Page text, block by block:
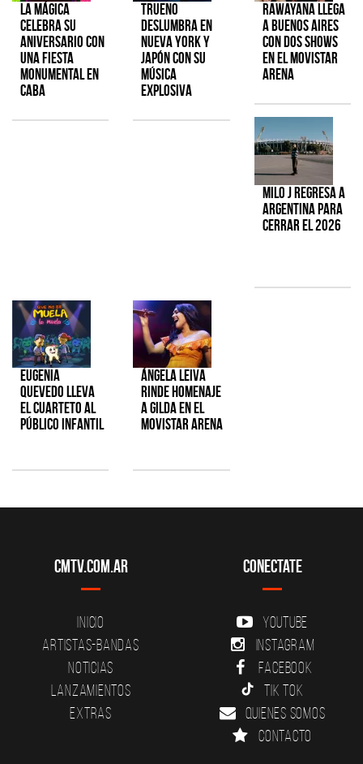
La Mágica
celebra su
aniversario con
una fiesta
monumental en
CABA
TRUENO
deslumbra en
Nueva York y
Japón con su
música
explosiva
Rawayana llega
a Buenos Aires
con dos shows
en el Movistar
Arena
Milo J regresa a
Argentina para
cerrar el 2026
Eugenia
Quevedo lleva
el cuarteto al
público infantil
Ángela Leiva
rinde homenaje
a Gilda en el
Movistar Arena
CMTV.com.ar
Inicio
Artistas-Bandas
Noticias
Lanzamientos
Extras
Conectate
YouTube
Instagram
Facebook
Tik Tok
Quienes somos
Contacto